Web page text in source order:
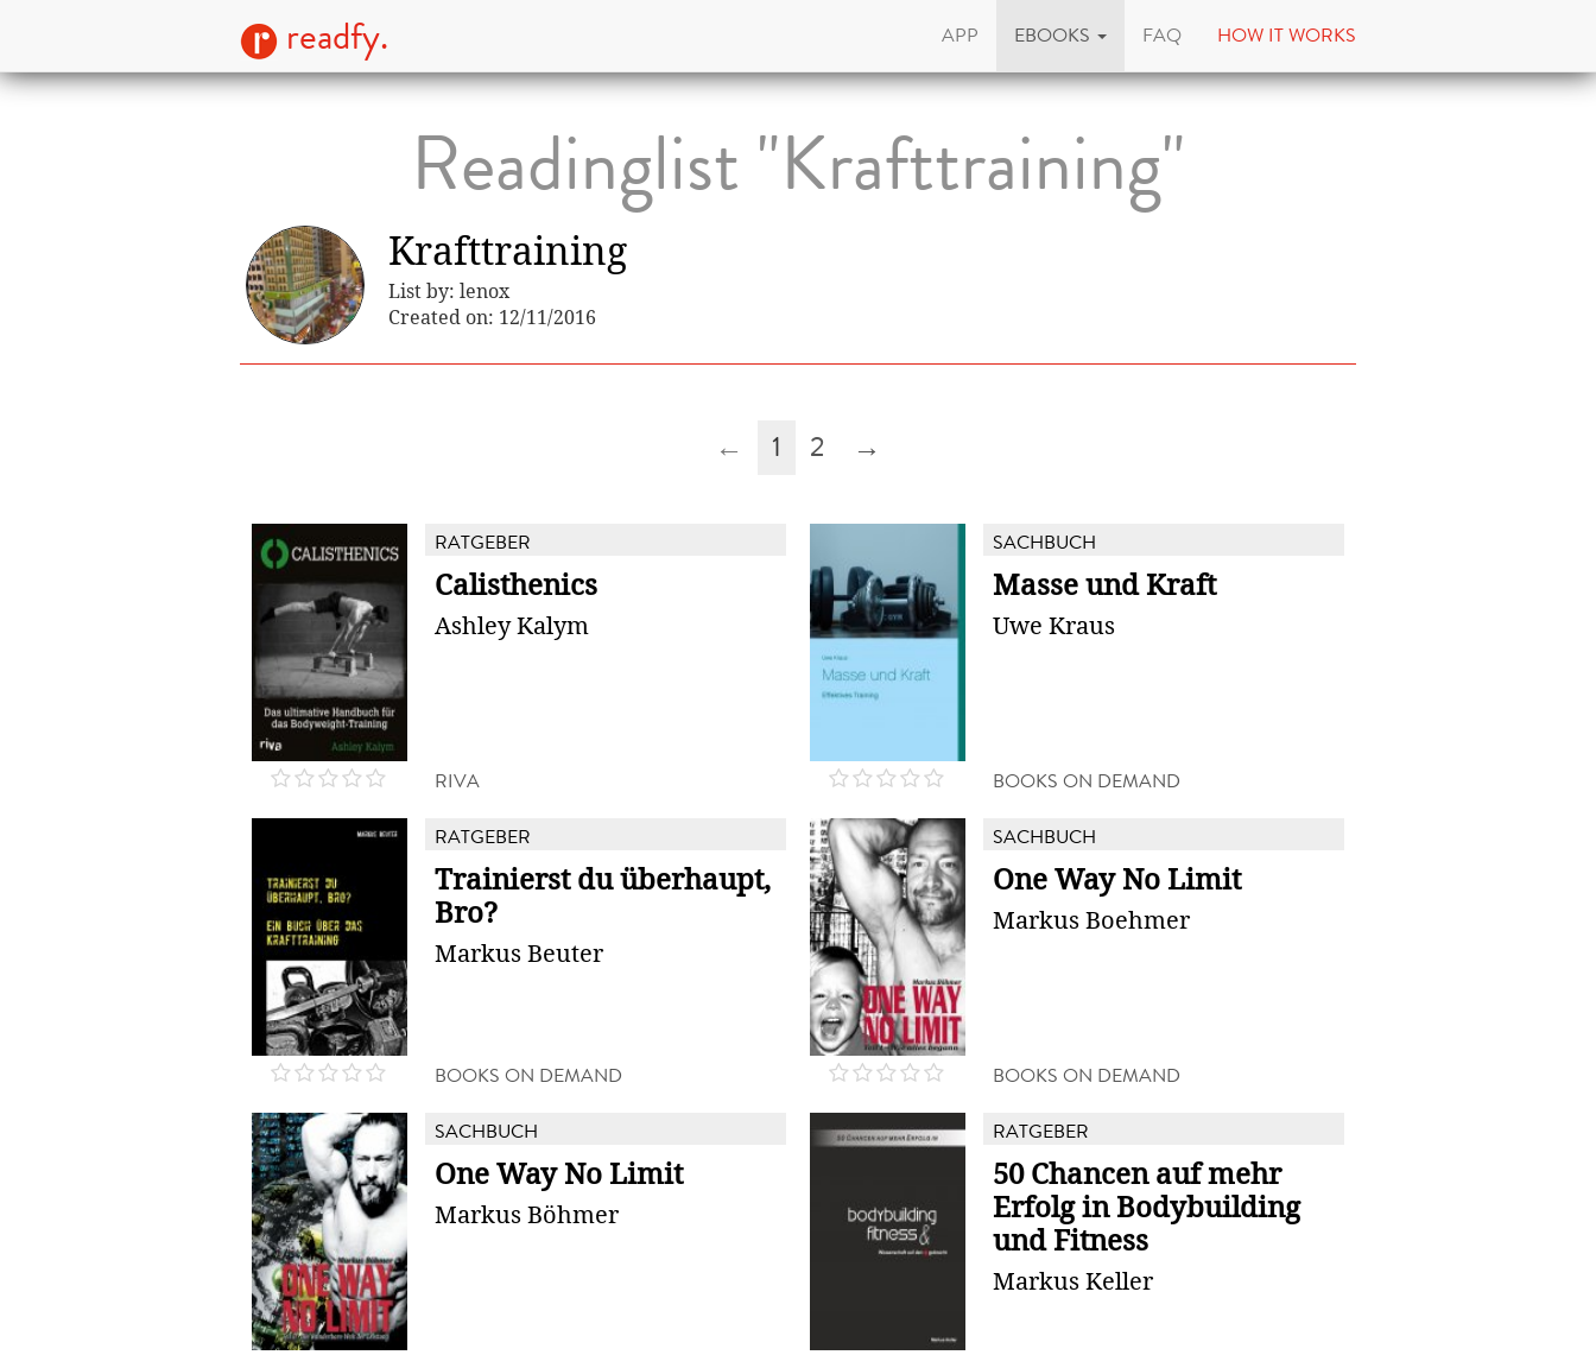
readfy. APP EBOOKS FAQ HOW IT WORKS
Readinglist "Krafttraining"
Krafttraining
List by: lenox
Created on: 12/11/2016
← 1 2 →
RATGEBER
Calisthenics
Ashley Kalym
RIVA
SACHBUCH
Masse und Kraft
Uwe Kraus
BOOKS ON DEMAND
RATGEBER
Trainierst du überhaupt,
Bro?
Markus Beuter
BOOKS ON DEMAND
SACHBUCH
One Way No Limit
Markus Boehmer
BOOKS ON DEMAND
SACHBUCH
One Way No Limit
Markus Böhmer
RATGEBER
50 Chancen auf mehr
Erfolg in Bodybuilding
und Fitness
Markus Keller